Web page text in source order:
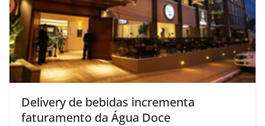
Delivery de bebidas incrementa
faturamento da Água Doce